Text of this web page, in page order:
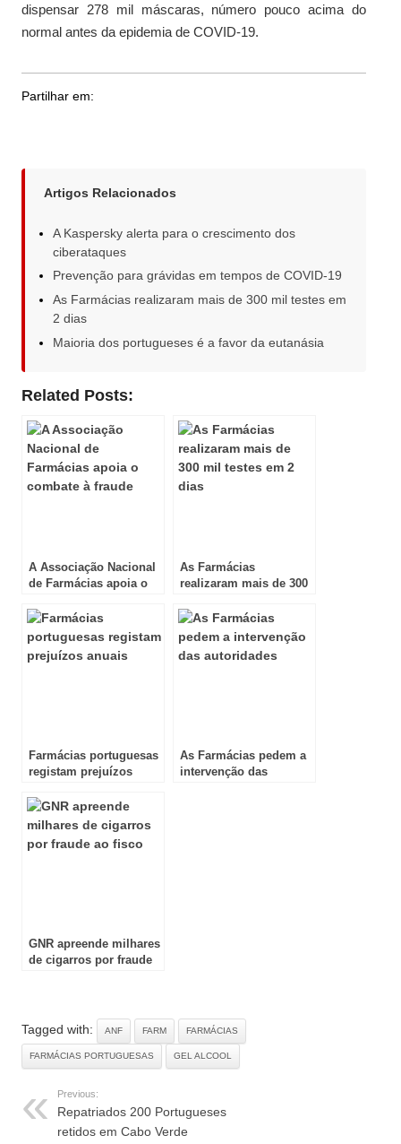
dispensar 278 mil máscaras, número pouco acima do
normal antes da epidemia de COVID-19.
Partilhar em:
Artigos Relacionados
A Kaspersky alerta para o crescimento dos
ciberataques
Prevenção para grávidas em tempos de COVID-19
As Farmácias realizaram mais de 300 mil testes em
2 dias
Maioria dos portugueses é a favor da eutanásia
Related Posts:
A Associação Nacional
de Farmácias apoia o
As Farmácias
realizaram mais de 300
Farmácias portuguesas
registam prejuízos
As Farmácias pedem a
intervenção das
GNR apreende milhares
de cigarros por fraude
Tagged with: ANF FARM FARMÁCIAS
FARMÁCIAS PORTUGUESAS GEL ALCOOL
Previous:
Repatriados 200 Portugueses
retidos em Cabo Verde